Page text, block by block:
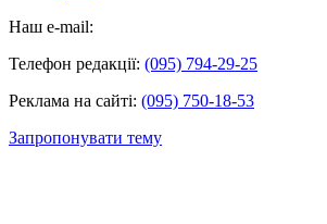
Наш e-mail:
Телефон редакції: (095) 794-29-25
Реклама на сайті: (095) 750-18-53
Запропонувати тему